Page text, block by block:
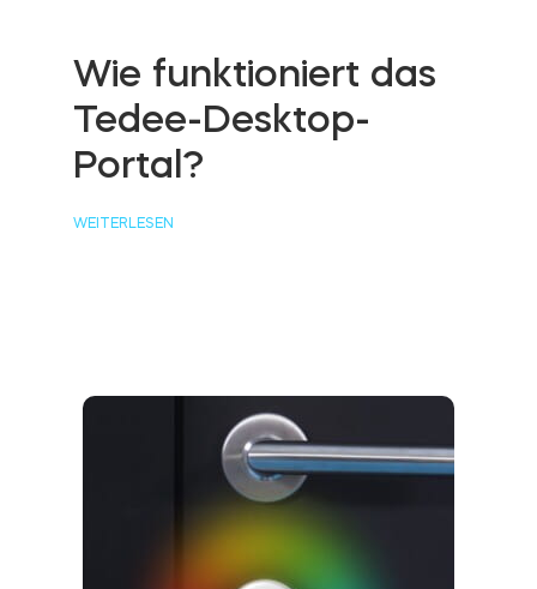
Wie funktioniert das
Tedee-Desktop-
Portal?
WEITERLESEN